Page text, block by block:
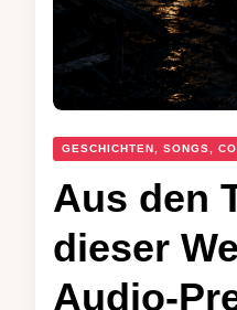
GESCHICHTEN, SONGS,
Aus den
dieser
Audio-